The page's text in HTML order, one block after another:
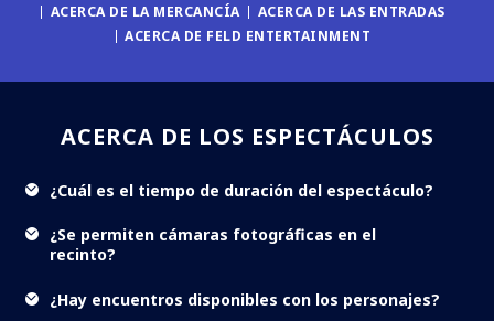
ACERCA DE LA MERCANCÍA
ACERCA DE LAS ENTRADAS
ACERCA DE FELD ENTERTAINMENT
ACERCA DE LOS ESPECTÁCULOS
¿Cuál es el tiempo de duración del espectáculo?
¿Se permiten cámaras fotográficas en el
recinto?
¿Hay encuentros disponibles con los personajes?